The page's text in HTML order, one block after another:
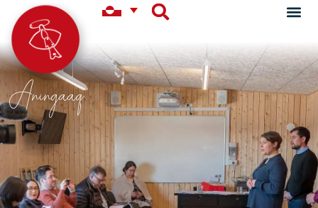
Aningaaq